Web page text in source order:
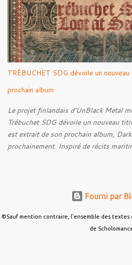
Kanonenfieber ) et de Dmytro Kumar
leur intérêt pour la Première Guerre
donne également la parole au
Kohlmannslehner, collaborateur de
Ralf Raths, directeur du Musée
afin d'interroger plus largement la
dans l'esthétique et l'imaginaire du
découvrir ci-dessous :
TRÉBUCHET SDG dévoile un
prochain album
Le projet finlandais d’UnBlack Metal
Trébuchet SDG dévoile un nouveau
est extrait de son prochain album,
prochainement. Inspiré de récits
la persévérance et de l’espoir face aux
ténèbres qui l’entourent.
Fourni par
©Sauf mention contraire, l'ensemble des
de